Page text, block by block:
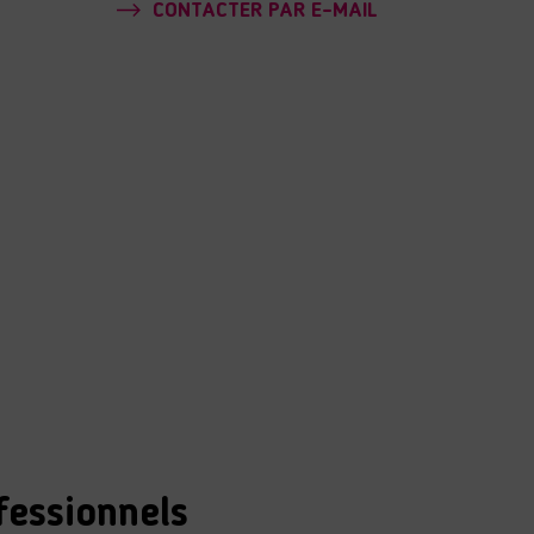
CONTACTER PAR E-MAIL